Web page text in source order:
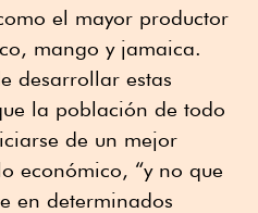
el mayor productor
mango y jamaica.
desarrollar estas
la población de todo
de un mejor
económico, “y no que
en determinados